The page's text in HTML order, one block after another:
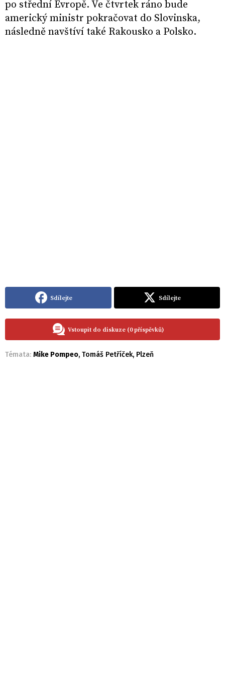
po střední Evropě. Ve čtvrtek ráno bude
americký ministr pokračovat do Slovinska,
následně navštíví také Rakousko a Polsko.
Sdílejte Sdílejte
Vstoupit do diskuze (0 příspěvků)
Témata: Mike Pompeo, Tomáš Petříček, Plzeň